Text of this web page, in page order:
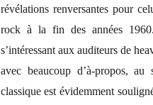
révélations renversantes pour
rock à la fin des années
s’intéressant aux auditeurs de
avec beaucoup d’à-propos,
classique est évidemment